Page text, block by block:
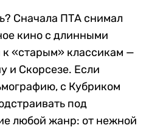
Сначала ПТА снимал
кино с длинными
«старым» классикам —
и Скорсезе. Если
с Кубриком
под
любой жанр: от нежной